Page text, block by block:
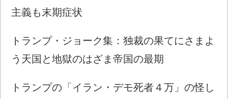
主義も末期症状
トランプ・ジョーク集：独裁の果てにさまよ
う天国と地獄のはざま帝国の最期
トランプの「イラン・デモ死者４万」の怪し